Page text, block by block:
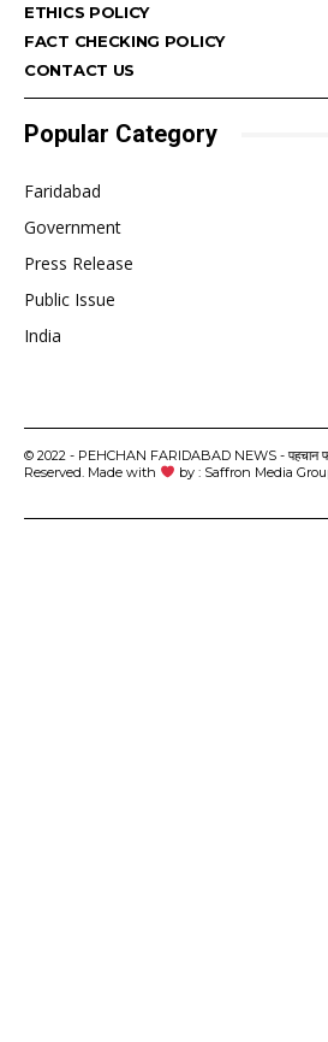
ETHICS POLICY
FACT CHECKING POLICY
CONTACT US
Popular Category
Faridabad
Government
Press Release
Public Issue
India
© 2022 - PEHCHAN FARIDABAD NEWS - पहचान
Reserved. Made with
by : Saffron Media